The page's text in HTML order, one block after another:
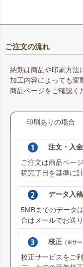
ご注文の流れ
納期は商品や印刷方法
加工内容によっても変
商品ページをご確認く
印刷ありの場合
注文・入金
ご注文は商品ペー
稿完了日を基準に
データ入稿
5MBまでのデータは
合はメールでお送
校正（※サー
校正サービスをご